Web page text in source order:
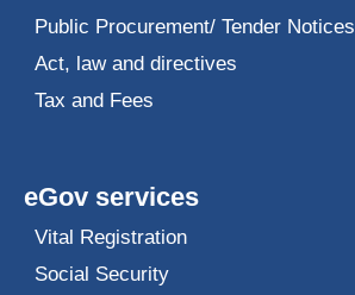
Public Procurement/ Tender Notices
Act, law and directives
Tax and Fees
eGov services
Vital Registration
Social Security